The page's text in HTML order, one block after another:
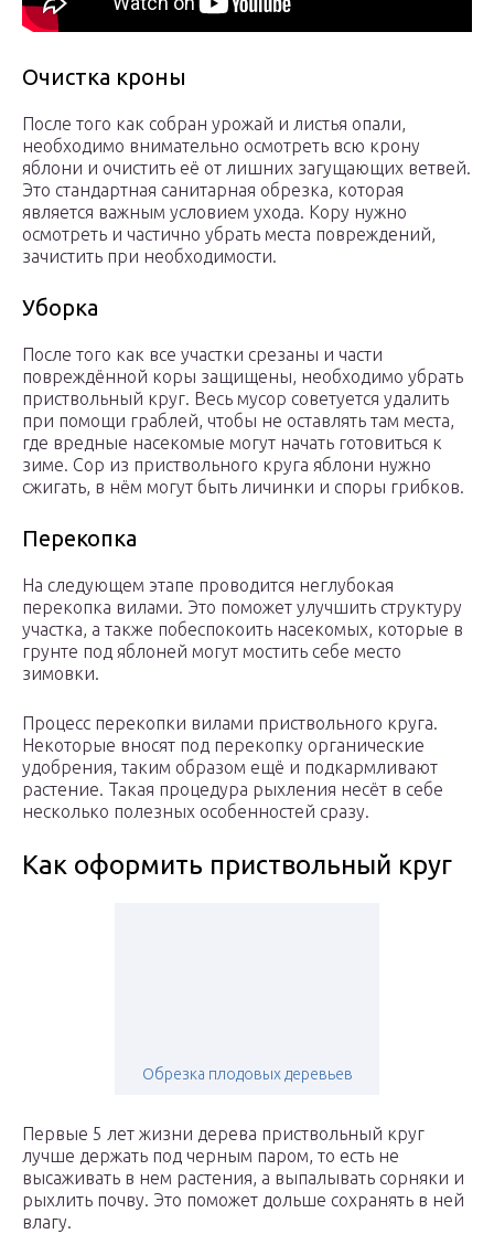
Очистка кроны
После того как собран урожай и листья опали,
необходимо внимательно осмотреть всю крону
яблони и очистить её от лишних загущающих ветвей.
Это стандартная санитарная обрезка, которая
является важным условием ухода. Кору нужно
осмотреть и частично убрать места повреждений,
зачистить при необходимости.
Уборка
После того как все участки срезаны и части
повреждённой коры защищены, необходимо убрать
приствольный круг. Весь мусор советуется удалить
при помощи граблей, чтобы не оставлять там места,
где вредные насекомые могут начать готовиться к
зиме. Сор из приствольного круга яблони нужно
сжигать, в нём могут быть личинки и споры грибков.
Перекопка
На следующем этапе проводится неглубокая
перекопка вилами. Это поможет улучшить структуру
участка, а также побеспокоить насекомых, которые в
грунте под яблоней могут мостить себе место
зимовки.
Процесс перекопки вилами приствольного круга.
Некоторые вносят под перекопку органические
удобрения, таким образом ещё и подкармливают
растение. Такая процедура рыхления несёт в себе
несколько полезных особенностей сразу.
Как оформить приствольный круг
Обрезка плодовых деревьев
Первые 5 лет жизни дерева приствольный круг
лучше держать под черным паром, то есть не
высаживать в нем растения, а выпалывать сорняки и
рыхлить почву. Это поможет дольше сохранять в ней
влагу.